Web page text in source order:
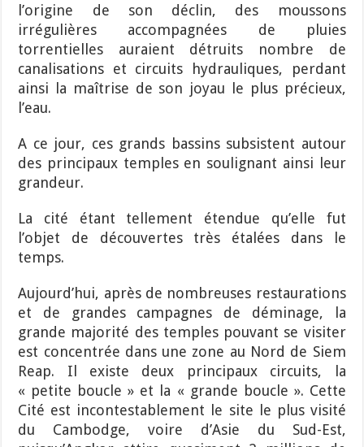
l’origine de son déclin, des moussons
irrégulières accompagnées de pluies
torrentielles auraient détruits nombre de
canalisations et circuits hydrauliques, perdant
ainsi la maîtrise de son joyau le plus précieux,
l’eau.
A ce jour, ces grands bassins subsistent autour
des principaux temples en soulignant ainsi leur
grandeur.
La cité étant tellement étendue qu’elle fut
l’objet de découvertes très étalées dans le
temps.
Aujourd’hui, après de nombreuses restaurations
et de grandes campagnes de déminage, la
grande majorité des temples pouvant se visiter
est concentrée dans une zone au Nord de Siem
Reap. Il existe deux principaux circuits, la
« petite boucle » et la « grande boucle ». Cette
Cité est incontestablement le site le plus visité
du Cambodge, voire d’Asie du Sud-Est,